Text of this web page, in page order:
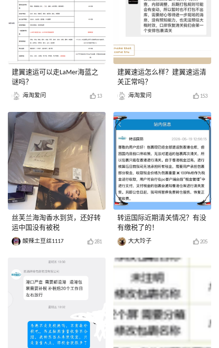
建翼速运可以走LaMer海蓝之
谜吗？
海淘爱问 13
丝芙兰海淘香水到货，还好转
运中国没有被税
酸辣土豆丝1117 281
建翼速运怎么样？建翼速运清
关正常吗？
海淘爱问 153
转运国际近期清关情况？有没
有缴税了的！
大大玲子 205